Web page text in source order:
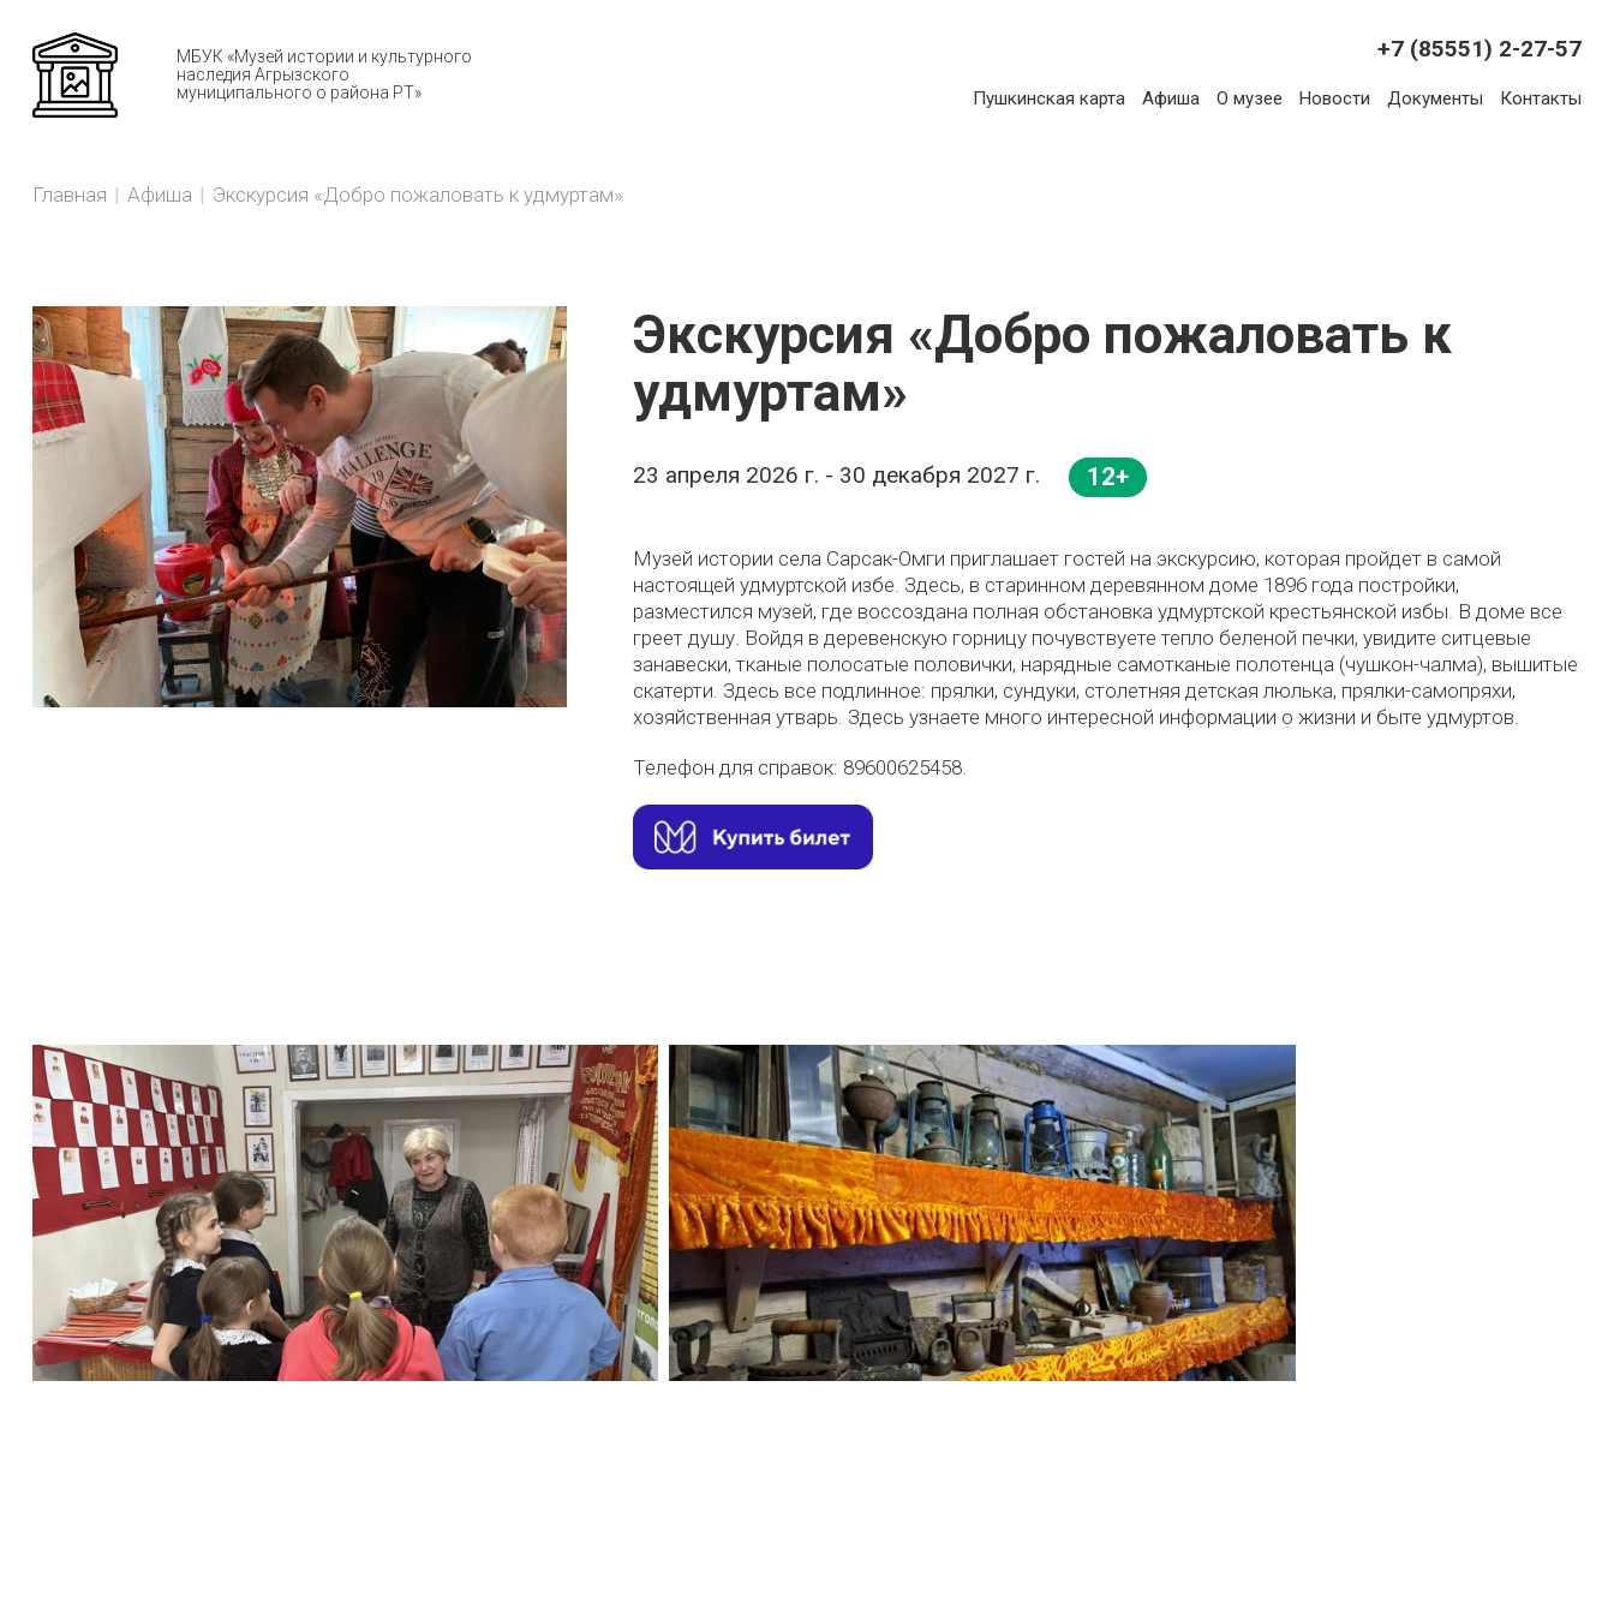
МБУК «Музей истории и культурного
наследия Агрызского
муниципального о района РТ»
+7 (85551) 2-27-57
Пушкинская карта Афиша О музее Новости Документы Контакты
BREADCRUMBS
You
are
Главная Афиша Экскурсия «Добро пожаловать к удмуртам»
Экскурсия «Добро пожаловать к
удмуртам»
23 апреля 2026 г. - 30 декабря 2027 г. 12+
Музей истории села Сарсак-Омги приглашает гостей на экскурсию, которая пройдет в самой
настоящей удмуртской избе. Здесь, в старинном деревянном доме 1896 года постройки,
разместился музей, где воссоздана полная обстановка удмуртской крестьянской избы. В доме все
греет душу. Войдя в деревенскую горницу почувствуете тепло беленой печки, увидите ситцевые
занавески, тканые полосатые половички, нарядные самотканые полотенца (чушкон-чалма), вышитые
скатерти. Здесь все подлинное: прялки, сундуки, столетняя детская люлька, прялки-самопряхи,
хозяйственная утварь. Здесь узнаете много интересной информации о жизни и быте удмуртов.
Телефон для справок: 89600625458.